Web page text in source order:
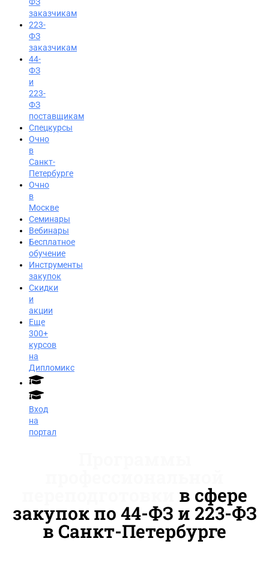
Вход на портал
8 (812) 602-72-29
Заказать звонок
заказчикам
223-
ФЗ
заказчикам
44-
ФЗ
и
223-
ФЗ
поставщикам
Спецкурсы
Очно
в
Санкт-
Петербурге
Очно
в
Москве
Семинары
Вебинары
Бесплатное
обучение
Инструменты
закупок
Скидки
и
акции
Еще
300+
курсов
на
Дипломикс
Вход
на
портал
в сфере
закупок по 44-ФЗ и 223-ФЗ
в Санкт-Петербурге